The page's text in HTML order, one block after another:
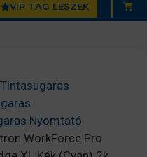
VIP TAG LESZEK
Tintasugaras
Nyomtató
WorkForce Pro